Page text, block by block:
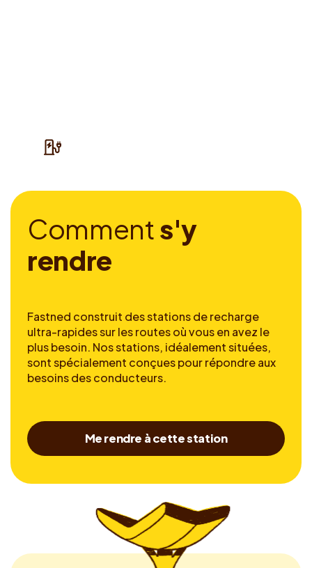
Comment s'y
rendre
Fastned construit des stations de recharge
ultra-rapides sur les routes où vous en avez le
plus besoin. Nos stations, idéalement situées,
sont spécialement conçues pour répondre aux
besoins des conducteurs.
Me rendre à cette station